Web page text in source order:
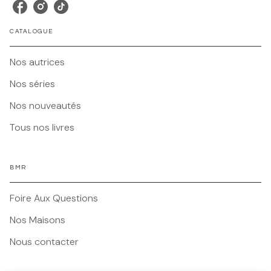
CATALOGUE
Nos autrices
Nos séries
Nos nouveautés
Tous nos livres
BMR
Foire Aux Questions
Nos Maisons
Nous contacter